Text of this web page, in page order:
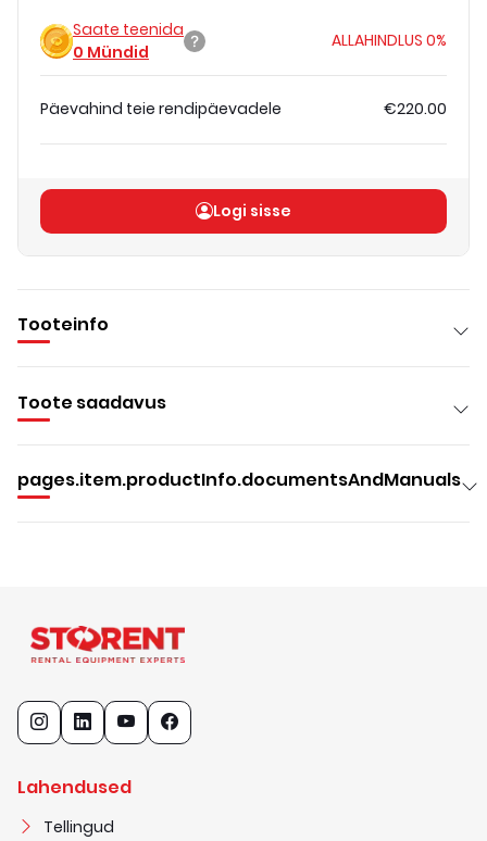
Saate teenida
0 Mündid
ALLAHINDLUS 0%
Päevahind teie rendipäevadele €220.00
Logi sisse
Tooteinfo
Toote saadavus
pages.item.productInfo.documentsAndManuals
Lahendused
Tellingud